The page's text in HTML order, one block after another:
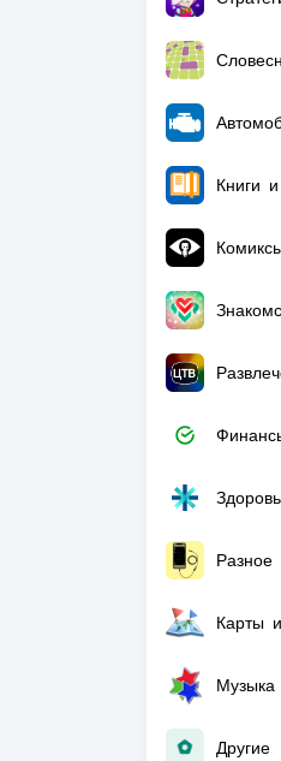
Разное
Другие